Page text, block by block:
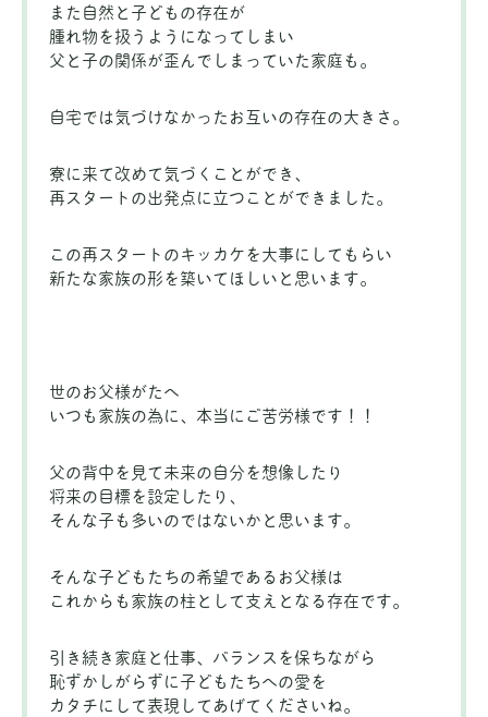
また自然と子どもの存在が
腫れ物を扱うようになってしまい
父と子の関係が歪んでしまっていた家庭も。
自宅では気づけなかったお互いの存在の大きさ。
寮に来て改めて気づくことができ、
再スタートの出発点に立つことができました。
この再スタートのキッカケを大事にしてもらい
新たな家族の形を築いてほしいと思います。
世のお父様がたへ
いつも家族の為に、本当にご苦労様です！！
父の背中を見て未来の自分を想像したり
将来の目標を設定したり、
そんな子も多いのではないかと思います。
そんな子どもたちの希望であるお父様は
これからも家族の柱として支えとなる存在です。
引き続き家庭と仕事、バランスを保ちながら
恥ずかしがらずに子どもたちへの愛を
カタチにして表現してあげてくださいね。